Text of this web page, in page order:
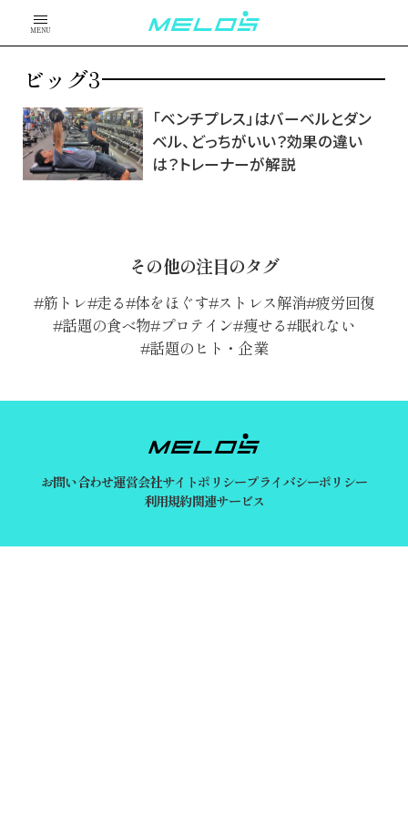
MENU
ビッグ3
「ベンチプレス」はバーベルとダン
ベル、どっちがいい？効果の違い
は？トレーナーが解説
その他の注目のタグ
筋トレ 走る 体をほぐす ストレス解消 疲労回復
話題の食べ物 プロテイン 痩せる 眠れない
話題のヒト・企業
お問い合わせ運営会社サイトポリシープライバシーポリシー
利用規約関連サービス